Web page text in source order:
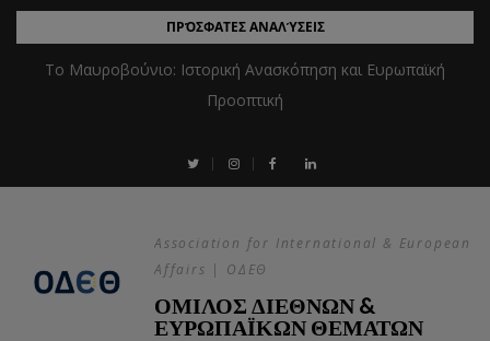
ΠΡΌΣΦΑΤΕΣ ΑΝΑΛΎΣΕΙΣ
Το Μαυροβούνιο: Ιστορική Ανασκόπηση και Ευρωπαϊκή
Προοπτική
Association for International & European
Affairs | ΟΔΕΘ
ΟΜΙΛΟΣ ΔΙΕΘΝΩΝ &
ΕΥΡΩΠΑΪΚΩΝ ΘΕΜΑΤΩΝ